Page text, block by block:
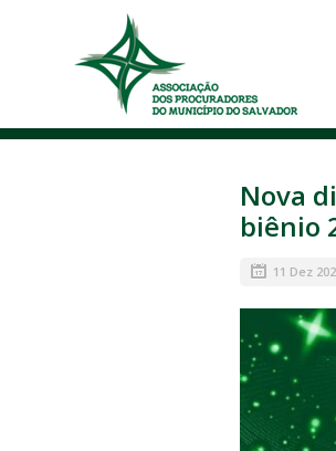
Nova
biênio
11 Dez